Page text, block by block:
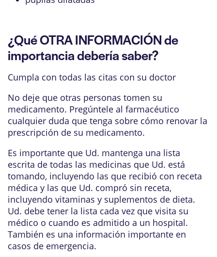
¿Qué OTRA INFORMACIÓN de
importancia debería saber?
Cumpla con todas las citas con su doctor
No deje que otras personas tomen su
medicamento. Pregúntele al farmacéutico
cualquier duda que tenga sobre cómo renovar la
prescripción de su medicamento.
Es importante que Ud. mantenga una lista
escrita de todas las medicinas que Ud. está
tomando, incluyendo las que recibió con receta
médica y las que Ud. compró sin receta,
incluyendo vitaminas y suplementos de dieta.
Ud. debe tener la lista cada vez que visita su
médico o cuando es admitido a un hospital.
También es una información importante en
casos de emergencia.